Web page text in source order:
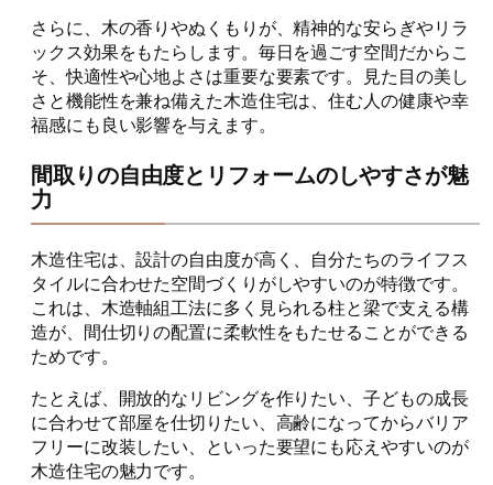
さらに、木の香りやぬくもりが、精神的な安らぎやリラ
ックス効果をもたらします。毎日を過ごす空間だからこ
そ、快適性や心地よさは重要な要素です。見た目の美し
さと機能性を兼ね備えた木造住宅は、住む人の健康や幸
福感にも良い影響を与えます。
間取りの自由度とリフォームのしやすさが魅
力
木造住宅は、設計の自由度が高く、自分たちのライフス
タイルに合わせた空間づくりがしやすいのが特徴です。
これは、木造軸組工法に多く見られる柱と梁で支える構
造が、間仕切りの配置に柔軟性をもたせることができる
ためです。
たとえば、開放的なリビングを作りたい、子どもの成長
に合わせて部屋を仕切りたい、高齢になってからバリア
フリーに改装したい、といった要望にも応えやすいのが
木造住宅の魅力です。